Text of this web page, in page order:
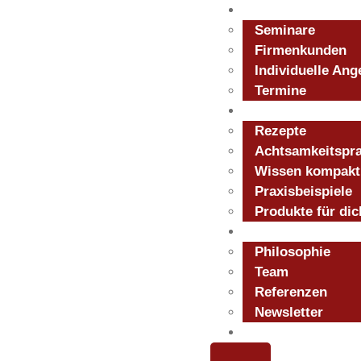
Seminare
Firmenkunden
Individuelle
Termine
Rezepte
Wissen kompakt
Praxisbeispiele
Produkte für
Philosophie
Team
Referenzen
Newsletter
Cool